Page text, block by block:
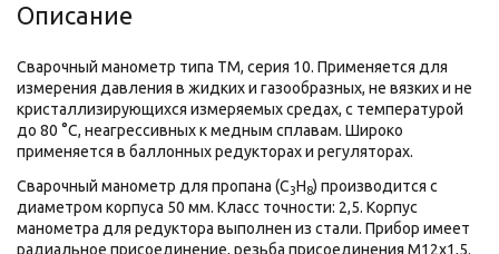
Описание
Сварочный манометр типа ТМ, серия 10. Применяется для
измерения давления в жидких и газообразных, не вязких и не
кристаллизирующихся измеряемых средах, с температурой
до 80 °C, неагрессивных к медным сплавам. Широко
применяется в баллонных редукторах и регуляторах.
Сварочный манометр для пропана (C3H8) производится с
диаметром корпуса 50 мм. Класс точности: 2,5. Корпус
манометра для редуктора выполнен из стали. Прибор имеет
радиальное присоединение, резьба присоединения М12х1,5.